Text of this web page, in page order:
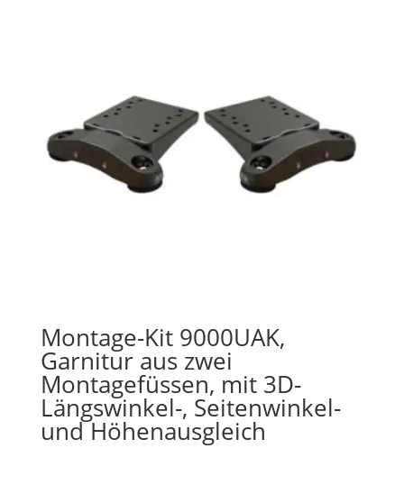
Montage-Kit 9000UAK,
Garnitur aus zwei
Montagefüssen, mit 3D-
Längswinkel-, Seitenwinkel-
und Höhenausgleich